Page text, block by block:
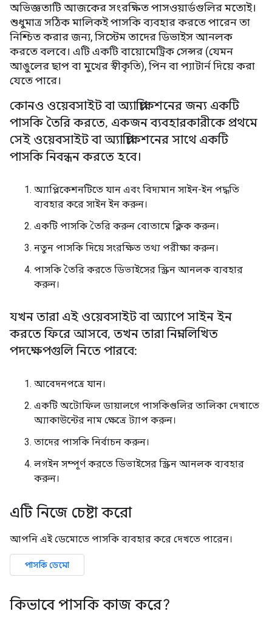
অভিজ্ঞতাটি আজকের সংরক্ষিত পাসওয়ার্ডগুলির মতোই।
শুধুমাত্র সঠিক মালিকই পাসকি ব্যবহার করতে পারেন তা
নিশ্চিত করার জন্য, সিস্টেম তাদের ডিভাইস আনলক
করতে বলবে। এটি একটি বায়োমেট্রিক সেন্সর (যেমন
আঙুলের ছাপ বা মুখের স্বীকৃতি), পিন বা প্যাটার্ন দিয়ে করা
যেতে পারে।
কোনও ওয়েবসাইট বা অ্যাপ্লিকেশনের জন্য একটি
পাসকি তৈরি করতে, একজন ব্যবহারকারীকে প্রথমে
সেই ওয়েবসাইট বা অ্যাপ্লিকেশনের সাথে একটি
পাসকি নিবন্ধন করতে হবে।
অ্যাপ্লিকেশনটিতে যান এবং বিদ্যমান সাইন-ইন পদ্ধতি
ব্যবহার করে সাইন ইন করুন।
একটি পাসকি তৈরি করুন বোতামে ক্লিক করুন।
নতুন পাসকি দিয়ে সংরক্ষিত তথ্য পরীক্ষা করুন।
পাসকি তৈরি করতে ডিভাইসের স্ক্রিন আনলক ব্যবহার
করুন।
যখন তারা এই ওয়েবসাইট বা অ্যাপে সাইন ইন
করতে ফিরে আসবে, তখন তারা নিম্নলিখিত
পদক্ষেপগুলি নিতে পারবে:
আবেদনপত্রে যান।
একটি অটোফিল ডায়ালগে পাসকিগুলির তালিকা দেখাতে
অ্যাকাউন্টের নাম ক্ষেত্রে ট্যাপ করুন।
তাদের পাসকি নির্বাচন করুন।
লগইন সম্পূর্ণ করতে ডিভাইসের স্ক্রিন আনলক ব্যবহার
করুন।
এটি নিজে চেষ্টা করো
আপনি এই ডেমোতে পাসকি ব্যবহার করে দেখতে পারেন।
পাসকি ডেমো
কিভাবে পাসকি কাজ করে?